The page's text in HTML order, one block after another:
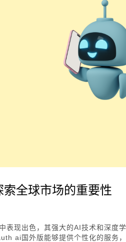
全球市场的重要性
表现出色，其强大的AI技术和深度
ai国外版能够提供个性化的服务